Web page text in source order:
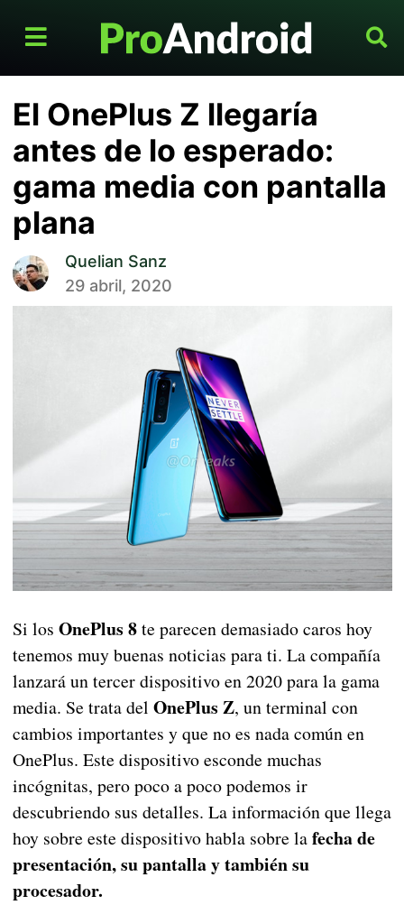
El OnePlus Z llegaría
antes de lo esperado:
gama media con pantalla
plana
Quelian Sanz
29 abril, 2020
Si los OnePlus 8te parecen demasiado caros hoy
tenemos muy buenas noticias para ti. La compañía
lanzará un tercer dispositivo en 2020 para la gama
media. Se trata del OnePlus Z, un terminal con
cambios importantes y que no es nada común en
OnePlus. Este dispositivo esconde muchas
incógnitas, pero poco a poco podemos ir
descubriendo sus detalles. La información que llega
hoy sobre este dispositivo habla sobre lafecha de
presentación, su pantalla y también su
procesador.